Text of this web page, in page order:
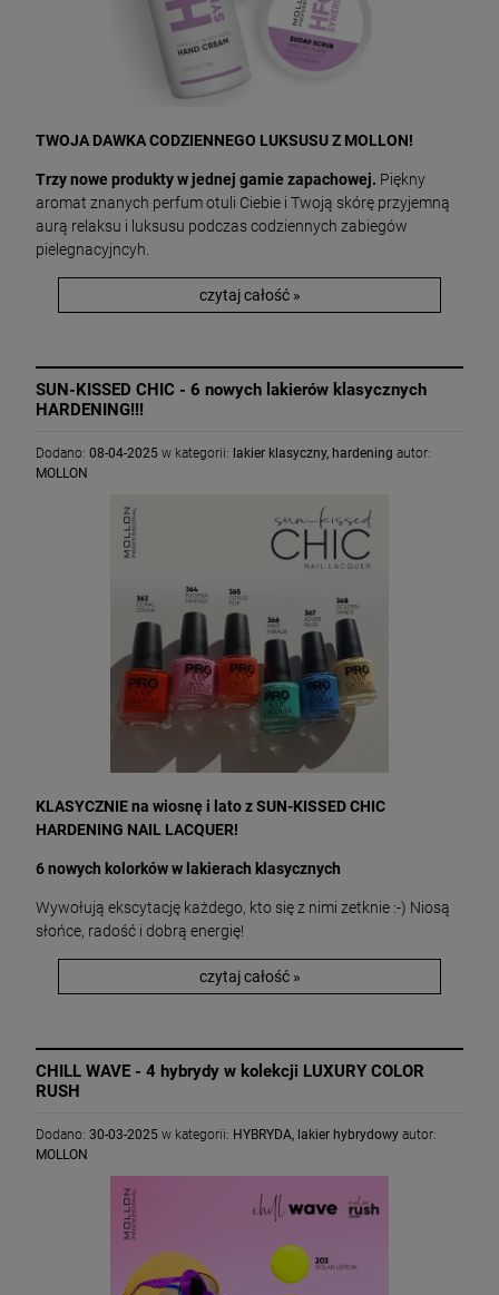
TWOJA DAWKA CODZIENNEGO LUKSUSU Z MOLLON!
Trzy nowe produkty w jednej gamie zapachowej. Piękny
aromat znanych perfum otuli Ciebie i Twoją skórę przyjemną
aurą relaksu i luksusu podczas codziennych zabiegów
pielegnacyjncyh.
czytaj całość »
SUN-KISSED CHIC - 6 nowych lakierów klasycznych
HARDENING!!!
Dodano: 08-04-2025 w kategorii: lakier klasyczny, hardening autor:
MOLLON
KLASYCZNIE na wiosnę i lato z SUN-KISSED CHIC
HARDENING NAIL LACQUER!
6 nowych kolorków w lakierach klasycznych
Wywołują ekscytację każdego, kto się z nimi zetknie :-) Niosą
słońce, radość i dobrą energię!
czytaj całość »
CHILL WAVE - 4 hybrydy w kolekcji LUXURY COLOR
RUSH
Dodano: 30-03-2025 w kategorii: HYBRYDA, lakier hybrydowy autor:
MOLLON